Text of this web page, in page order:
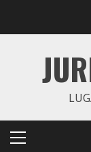
Primary